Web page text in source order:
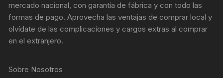
mercado nacional, con garantía de fábrica y con todo las
formas de pago. Aprovecha las ventajas de comprar local y
olvídate de las complicaciones y cargos extras al comprar
en el extranjero.
Sobre Nosotros